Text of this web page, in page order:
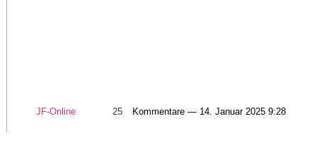
JF-Online 25 Kommentare — 14. Januar 2025 9:28